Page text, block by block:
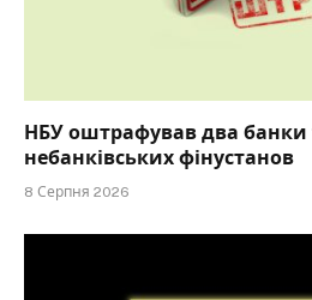
НБУ оштрафував два банки
небанківських фінустанов
8 Серпня 2026